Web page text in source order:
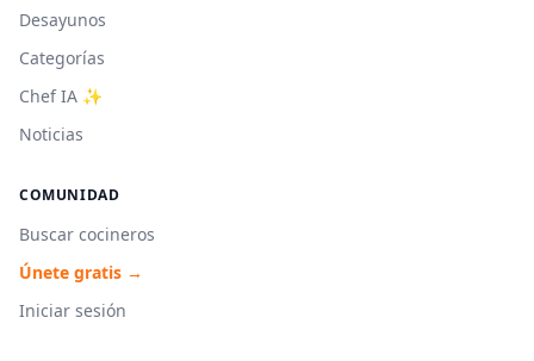
Desayunos
Categorías
Chef IA ✨
Noticias
COMUNIDAD
Buscar cocineros
Únete gratis →
Iniciar sesión